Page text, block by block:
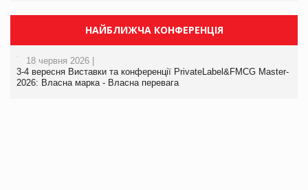
НАЙБЛИЖЧА КОНФЕРЕНЦІЯ
18 червня 2026 |
3-4 вересня Виставки та конференції PrivateLabel&FMCG Master-
2026: Власна марка - Власна перевага